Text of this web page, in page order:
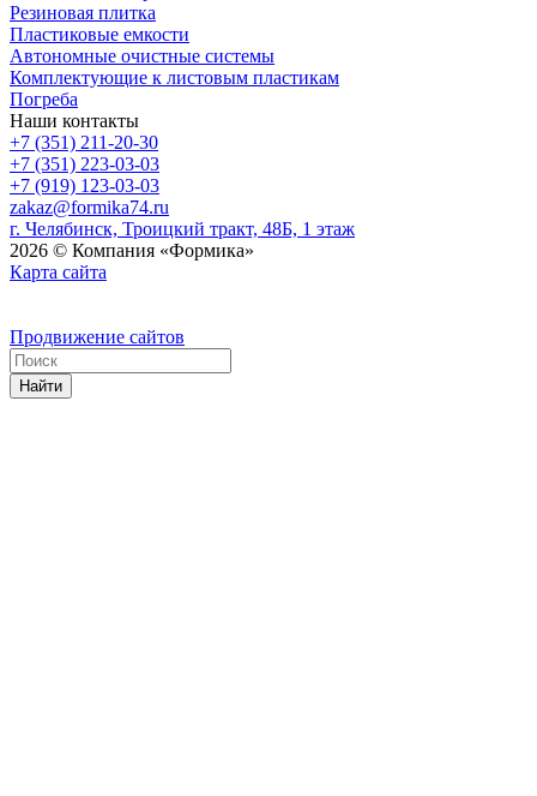
Резиновая плитка
Пластиковые емкости
Автономные очистные системы
Комплектующие к листовым пластикам
Погреба
Наши контакты
+7 (351) 211-20-30
+7 (351) 223-03-03
+7 (919) 123-03-03
zakaz@formika74.ru
г. Челябинск, Троицкий тракт, 48Б, 1 этаж
2026 © Компания «Формика»
Карта сайта
Продвижение сайтов
Найти